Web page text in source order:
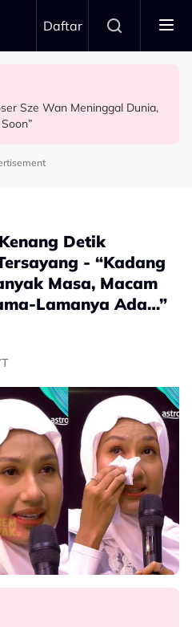
Daftar
Saksi Akad
Sempat Sahkan Lafaz
Sze Wan Meninggal Dunia,
'All Out', Kongsi
- "Memang Kena Jeling..."
Adzhar 'Back-Up' Awie -
Detik
- “Kadang
Masa, Macam
Lamanya Ada…”